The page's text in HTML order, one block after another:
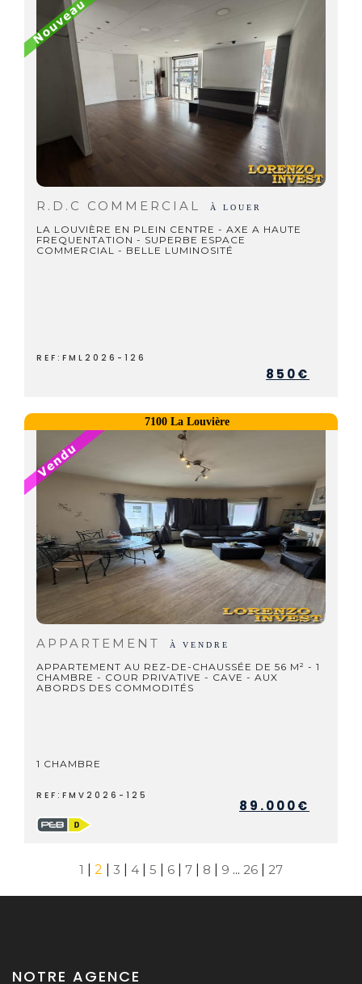
R.D.C COMMERCIAL À LOUER
LA LOUVIÈRE EN PLEIN CENTRE - AXE A HAUTE
FREQUENTATION - SUPERBE ESPACE
COMMERCIAL - BELLE LUMINOSITÉ
REF:FML2026-126
850€
7100 La Louvière
APPARTEMENT À VENDRE
APPARTEMENT AU REZ-DE-CHAUSSÉE DE 56 M² - 1
CHAMBRE - COUR PRIVATIVE - CAVE - AUX
ABORDS DES COMMODITÉS
1 CHAMBRE
REF:FMV2026-125
89.000€
1 2 3 4 5 6 7 8 9 ... 26 27
NOTRE AGENCE